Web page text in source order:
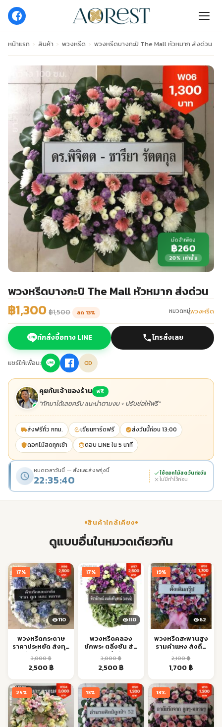
หน้าแรก › สินค้า › พวงหรีด › พวงหรีดบางกะปิ The Mall หัวหมาก ส่งด่วน
มัดจำเพียง
฿260
20% เท่านั้น
พวงหรีดบางกะปิ The Mall หัวหมาก ส่งด่วน
฿1,300฿1,500 ลด 13% หมวดหมู่พวงหรีด
ทักสั่งซื้อทาง LINE โทรสั่งเลย
แชร์ให้เพื่อน:
คุยกับเจ้าของร้าน ฟรี
"ทักมาได้เลยครับ แนะนำตามงบ + ปรับช่อให้ฟรี"
ส่งฟรีทั่ว กทม. เขียนการ์ดฟรี
ส่งวันนี้ก่อน 13:00
ดอกไม้สดทุกเช้า
ตอบ LINE ใน 5 นาที
หมดเวลาวันนี้ — สั่งและส่งพรุ่งนี้
22:35:39
ใช้ดอกไม้สด วันต่อวัน
ไม่มีทำไว้ก่อน
สินค้าใกล้เคียง
ดูแบบอื่นในหมวดเดียวกัน
17%
110
พวงหรีดกระดาษ
ราคาประหยัด ส่งทุก
วัดทั่ว กทม.
3,000฿
Original
was:
3,000 ฿.
2,500฿Current
is:
2,500 ฿.
17%
110
พวงหรีดคลอง
ชักพระ ตลิ่งชัน ส่ง
ด่วนถึงวัด
3,000฿
Original
was:
3,000 ฿.
2,500฿Current
is:
2,500 ฿.
19%
62
พวงหรีดสะพานสูง
รามคำแหง ส่งถึง
วัดด่วน
2,100฿
Original
was:
2,100 ฿.
1,700฿Current
is:
1,700 ฿.
25% 13% 13%